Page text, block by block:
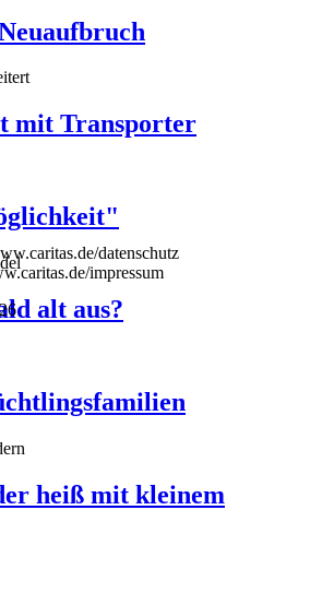
mit Transporter
alt aus?
heiß mit kleinem
datenschutz
impressum